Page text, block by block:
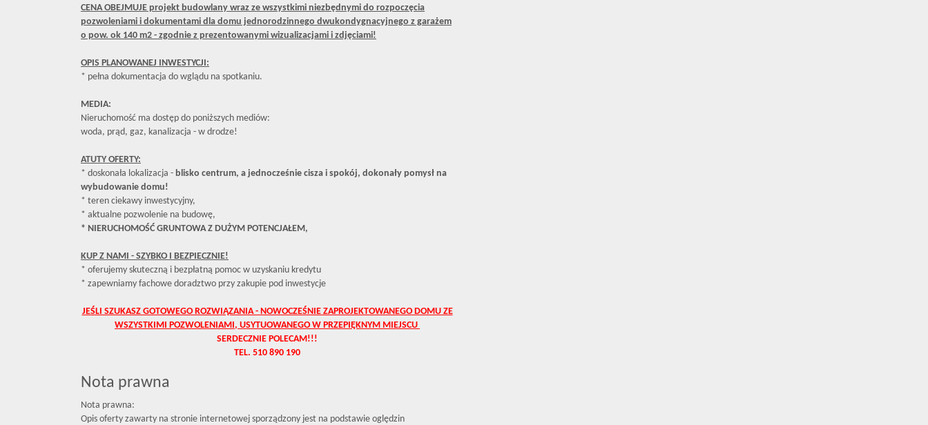
CENA OBEJMUJE projekt budowlany wraz ze wszystkimi niezbędnymi do rozpoczęcia
pozwoleniami i dokumentami dla domu jednorodzinnego dwukondygnacyjnego z garażem
o pow. ok 140 m2 - zgodnie z prezentowanymi wizualizacjami i zdjęciami!
OPIS PLANOWANEJ INWESTYCJI:
* pełna dokumentacja do wglądu na spotkaniu.
MEDIA:
Nieruchomość ma dostęp do poniższych mediów:
woda, prąd, gaz, kanalizacja - w drodze!
​ATUTY OFERTY:
* doskonała lokalizacja - blisko centrum, a jednocześnie cisza i spokój, dokonały pomysł na
wybudowanie domu!
* teren ciekawy inwestycyjny,
* aktualne pozwolenie na budowę,
* NIERUCHOMOŚĆ GRUNTOWA Z DUŻYM POTENCJAŁEM,
KUP Z NAMI - SZYBKO I BEZPIECZNIE!
* oferujemy skuteczną i bezpłatną pomoc w uzyskaniu kredytu
* zapewniamy fachowe doradztwo przy zakupie pod inwestycje
JEŚLI SZUKASZ GOTOWEGO ROZWIĄZANIA - NOWOCZEŚNIE ZAPROJEKTOWANEGO DOMU ZE
WSZYSTKIMI POZWOLENIAMI, USYTUOWANEGO W PRZEPIĘKNYM MIEJSCU
SERDECZNIE POLECAM!!!
TEL. 510 890 190
Nota prawna
Nota prawna:
Opis oferty zawarty na stronie internetowej sporządzony jest na podstawie oględzin